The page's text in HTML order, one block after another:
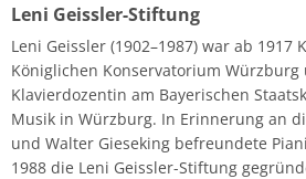
Leni Geissler-Stiftung
Leni Geissler (1902–1987) war ab 1917
Königlichen Konservatorium Würzburg
Klavierdozentin am Bayerischen
Musik in Würzburg. In Erinnerung an
und Walter Gieseking befreundete
1988 die Leni Geissler-Stiftung
Percussion
Streichinstrumente
Master of Music in Performance